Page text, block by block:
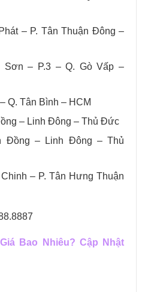
– P. Tân Thuận Đông –
Sơn – P.3 – Q. Gò Vấp –
Q. Tân Bình – HCM
– Linh Đông – Thủ Đức
Đồng – Linh Đông – Thủ
– P. Tân Hưng Thuận
Bao Nhiêu? Cập Nhật